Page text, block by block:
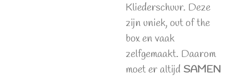
Kliederschuur. Deze
zijn uniek, out of the
box en vaak
zelfgemaakt. Daarom
moet er altijd SAMEN